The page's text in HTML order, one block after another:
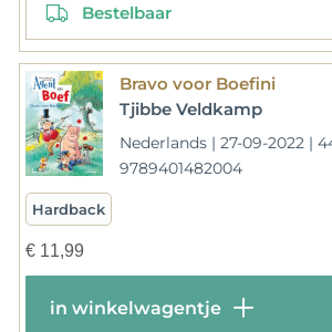
Bestelbaar
Bravo voor Boefini
Tjibbe Veldkamp
Nederlands | 27-09-2022 |
9789401482004
Hardback
€11,99
in winkelwagentje